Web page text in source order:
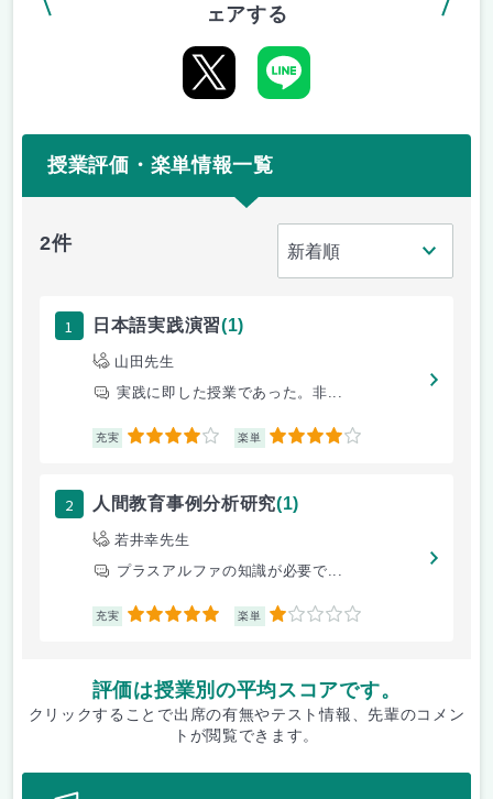
ェアする
授業評価・楽単情報一覧
2件
1 日本語実践演習(1)
山田先生
実践に即した授業であった。非...
充実 4 楽単 4
2 人間教育事例分析研究(1)
若井幸先生
プラスアルファの知識が必要で...
充実 5 楽単 1
評価は授業別の平均スコアです。
クリックすることで出席の有無やテスト情報、先輩のコメン
トが閲覧できます。